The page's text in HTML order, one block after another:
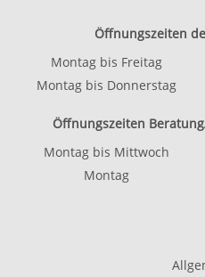
Öffnungszeiten
Montag bis Freitag
Montag bis Donnerstag
Öffnungszeiten
Montag bis Mittwoch
Montag